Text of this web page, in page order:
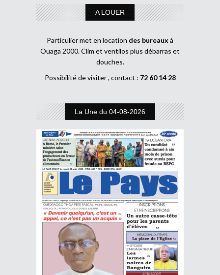
A LOUER
Particulier met en location des bureaux à
Ouaga 2000. Clim et ventilos plus débarras et
douches.
Possibilité de visiter , contact : 72 60 14 28
La Une du 04-08-2026